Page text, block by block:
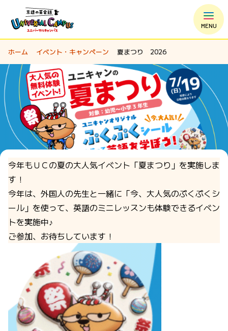
MENU
ホーム イベント・キャンペーン 夏まつり 2026
今年もＵＣの夏の大人気イベント「夏まつり」を実施しま
す！
今年は、外国人の先生と一緒に「今、大人気のぷくぷくシ
ール」を使って、英語のミニレッスンも体験できるイベン
トを実施中♪
ご参加、お待ちしています！